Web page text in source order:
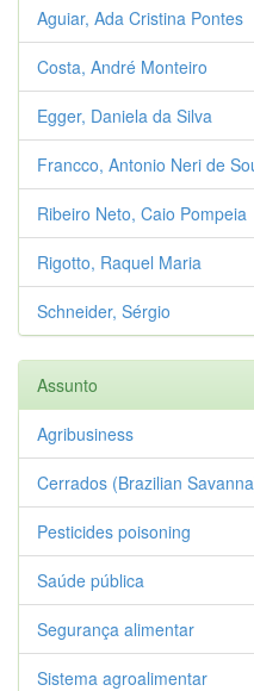
Aguiar, Ada Cristina Pontes
Costa, André Monteiro
Egger, Daniela da Silva
Francco, Antonio Neri de
Ribeiro Neto, Caio Pompeia
Rigotto, Raquel Maria
Schneider, Sérgio
Assunto
Agribusiness
Cerrados (Brazilian
Pesticides poisoning
Saúde pública
Segurança alimentar
Sistema agroalimentar